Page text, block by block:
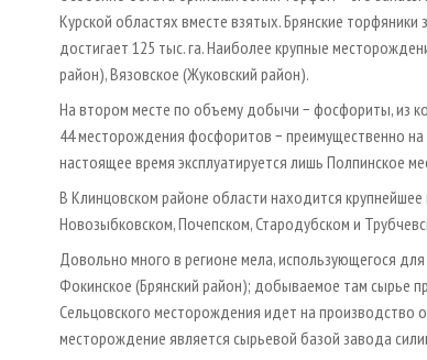
Курской областях вместе взятых. Брянские
достигает 125 тыс. га. Наиболее крупные
район), Вязовское (Жуковский район).
На втором месте по объему добычи − фосфориты, из
44 месторождения фосфоритов − преимущественно
настоящее время эксплуатируется лишь Полпинское
В Клинцовском районе области находится
Новозыбковском, Почепском, Стародубском и
Довольно много в регионе мела, использующегося
Фокинское (Брянский район); добываемое там сырье
Сельцовского месторождения идет на производство
месторождение является сырьевой базой завода